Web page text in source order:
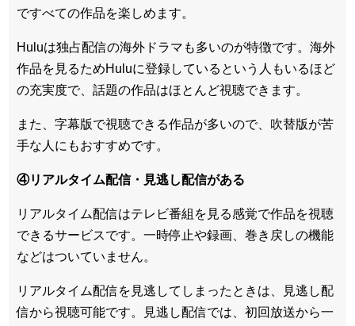
ですべての作品を楽しめます。
Huluは独占配信の海外ドラマも多いのが特徴です。海外
作品を見るためHuluに登録しているという人もいるほど
の充実度で、話題の作品はほとんど視聴できます。
また、 字幕版で視聴できる作品が多いので、吹替版が苦
手な人にもおすすめです。
④リアルタイム配信・見逃し配信がある
リアルタイム配信はテレビ番組を見る感覚で作品を視聴
できるサービスです。一時停止や録画、巻き戻しの機能
などはついていません。
リアルタイム配信を見逃してしまったときは、見逃し配
信から視聴可能です。見逃し配信では、初回放送から一